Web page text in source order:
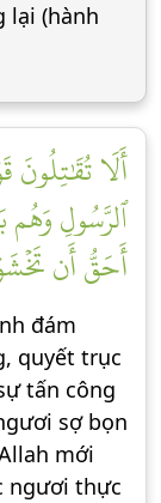
lại (hành
أَلَا تُقَٰتِلُونَ
ٱلرَّسُولِ وَهُم
أَحَقُّ أَن
đám
quyết trục
tấn công
sợ bọn
mới
ngươi thực